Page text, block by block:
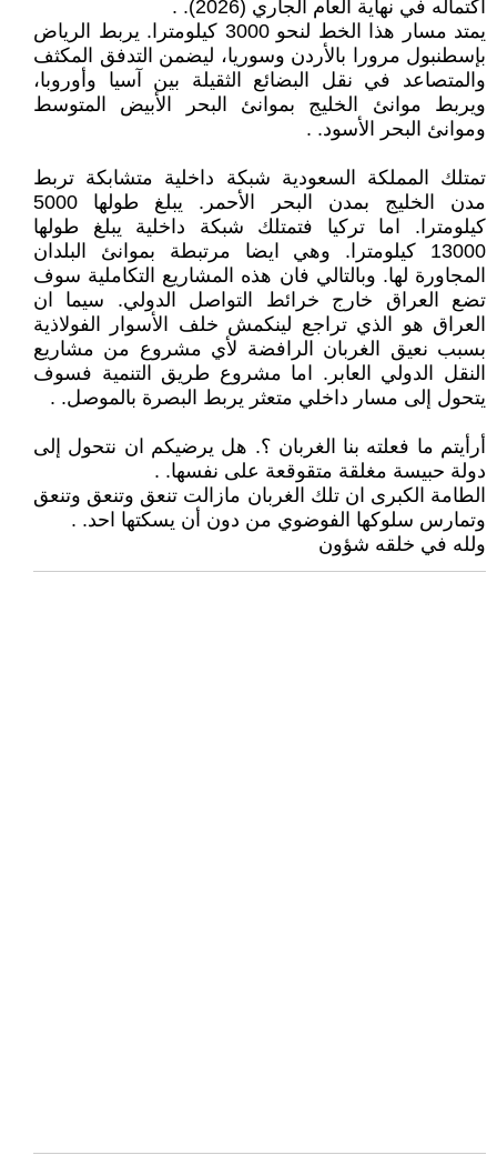
اكتماله في نهاية العام الجاري (2026). .
يمتد مسار هذا الخط لنحو 3000 كيلومترا. يربط الرياض
بإسطنبول مرورا بالأردن وسوريا، ليضمن التدفق المكثف
والمتصاعد في نقل البضائع الثقيلة بين آسيا وأوروبا،
ويربط موانئ الخليج بموانئ البحر الأبيض المتوسط
وموانئ البحر الأسود. .
تمتلك المملكة السعودية شبكة داخلية متشابكة تربط
مدن الخليج بمدن البحر الأحمر. يبلغ طولها 5000
كيلومترا. اما تركيا فتمتلك شبكة داخلية يبلغ طولها
13000 كيلومترا. وهي ايضا مرتبطة بموانئ البلدان
المجاورة لها. وبالتالي فان هذه المشاريع التكاملية سوف
تضع العراق خارج خرائط التواصل الدولي. سيما ان
العراق هو الذي تراجع لينكمش خلف الأسوار الفولاذية
بسبب نعيق الغربان الرافضة لأي مشروع من مشاريع
النقل الدولي العابر. اما مشروع طريق التنمية فسوف
يتحول إلى مسار داخلي متعثر يربط البصرة بالموصل. .
أرأيتم ما فعلته بنا الغربان ؟. هل يرضيكم ان نتحول إلى
دولة حبيسة مغلقة متقوقعة على نفسها. .
الطامة الكبرى ان تلك الغربان مازالت تنعق وتنعق وتنعق
وتمارس سلوكها الفوضوي من دون أن يسكتها احد. .
ولله في خلقه شؤون